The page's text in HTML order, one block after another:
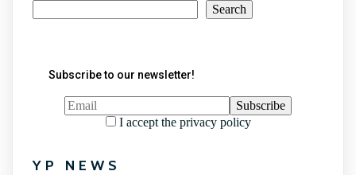
Search
Subscribe to our newsletter!
I accept the privacy policy
YP NEWS